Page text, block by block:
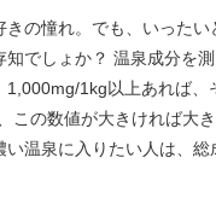
の憧れ。でも、いったい
知でしょか？ 温泉成分を
1,000mg/1kg以上あれば、
この数値が大きければ大
い温泉に入りたい人は、総